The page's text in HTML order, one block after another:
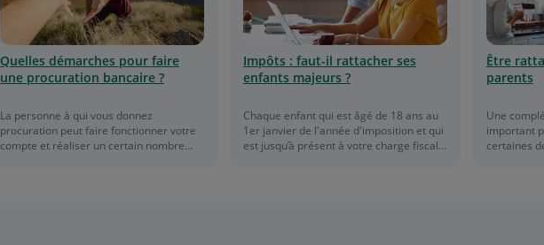
Quelles démarches pour faire
une procuration bancaire ?
La personne à qui vous donnez
procuration peut faire fonctionner votre
compte et réaliser un certain nombre
Impôts : faut-il rattacher ses
enfants majeurs ?
Chaque enfant qui est âgé de 18 ans au
1er janvier de l'année d'imposition et qui
est jusqu’à présent à votre charge fiscale,
Être
parents
Une
important
certaines